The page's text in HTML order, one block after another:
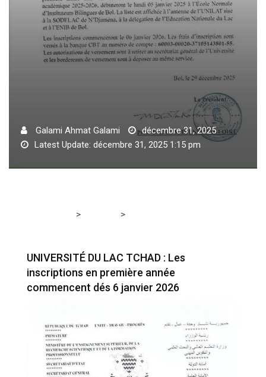
Galami Ahmat Galami
décembre 31, 2025
Latest Update: décembre 31, 2025 1:15 pm
> >
UNIVERSITÉ DU LAC TCHAD : Les
inscriptions en première année
commencent dés 6 janvier 2026